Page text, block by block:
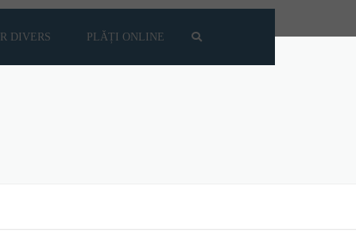
DIVERS PLĂȚI ONLINE